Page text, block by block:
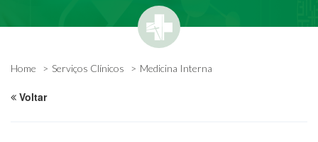
Home Serviços Clínicos Medicina Interna
Voltar